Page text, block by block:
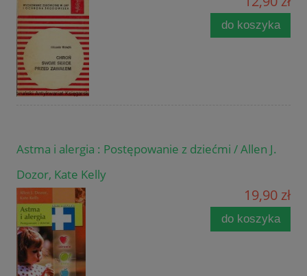
do koszyka
Astma i alergia : Postępowanie z dziećmi / Allen J.
Dozor, Kate Kelly
19,90 zł
do koszyka